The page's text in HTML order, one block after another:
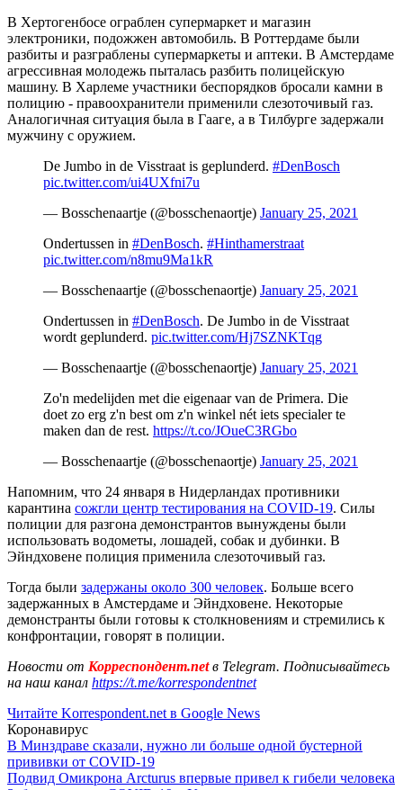
В Хертогенбосе ограблен супермаркет и магазин
электроники, подожжен автомобиль. В Роттердаме были
разбиты и разграблены супермаркеты и аптеки. В Амстердаме
агрессивная молодежь пыталась разбить полицейскую
машину. В Харлеме участники беспорядков бросали камни в
полицию - правоохранители применили слезоточивый газ.
Аналогичная ситуация была в Гааге, а в Тилбурге задержали
мужчину с оружием.
De Jumbo in de Visstraat is geplunderd. #DenBosch
pic.twitter.com/ui4UXfni7u
— Bosschenaartje (@bosschenaortje) January 25, 2021
Ondertussen in #DenBosch. #Hinthamerstraat
pic.twitter.com/n8mu9Ma1kR
— Bosschenaartje (@bosschenaortje) January 25, 2021
Ondertussen in #DenBosch. De Jumbo in de Visstraat
wordt geplunderd. pic.twitter.com/Hj7SZNKTqg
— Bosschenaartje (@bosschenaortje) January 25, 2021
Zo'n medelijden met die eigenaar van de Primera. Die
doet zo erg z'n best om z'n winkel nét iets specialer te
maken dan de rest. https://t.co/JOueC3RGbo
— Bosschenaartje (@bosschenaortje) January 25, 2021
Напомним, что 24 января в Нидерландах противники
карантина сожгли центр тестирования на COVID-19. Силы
полиции для разгона демонстрантов вынуждены были
использовать водометы, лошадей, собак и дубинки. В
Эйндховене полиция применила слезоточивый газ.
Тогда были задержаны около 300 человек. Больше всего
задержанных в Амстердаме и Эйндховене. Некоторые
демонстранты были готовы к столкновениям и стремились к
конфронтации, говорят в полиции.
Новости от Корреспондент.netв Telegram. Подписывайтесь
на наш канал https://t.me/korrespondentnet
Читайте Korrespondent.net в Google News
Коронавирус
В Минздраве сказали, нужно ли больше одной бустерной
прививки от COVID-19
Подвид Омикрона Arcturus впервые привел к гибели человека